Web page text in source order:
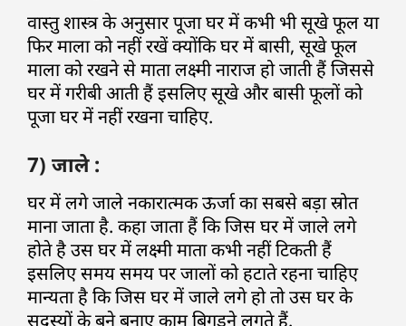
वास्तु शास्त्र के अनुसार पूजा घर में कभी भी सूखे फूल या
फिर माला को नहीं रखें क्योंकि घर में बासी, सूखे फूल
माला को रखने से माता लक्ष्मी नाराज हो जाती हैं जिससे
घर में गरीबी आती हैं इसलिए सूखे और बासी फूलों को
पूजा घर में नहीं रखना चाहिए.
7) जाले :
घर में लगे जाले नकारात्मक ऊर्जा का सबसे बड़ा स्रोत
माना जाता है. कहा जाता हैं कि जिस घर में जाले लगे
होते है उस घर में लक्ष्मी माता कभी नहीं टिकती हैं
इसलिए समय समय पर जालों को हटाते रहना चाहिए
मान्यता है कि जिस घर में जाले लगे हो तो उस घर के
सदस्यों के बने बनाए काम बिगड़ने लगते हैं.